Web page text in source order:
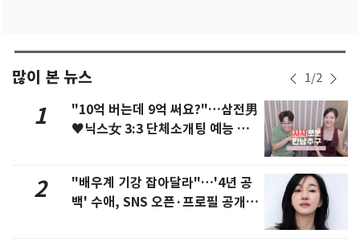
많이 본 뉴스 1/2
1
"10억 버는데 9억 써요?"…삼전男
♥닉스女 3:3 단체소개팅 예능 화
2
"배우계 기강 잡아달라"…'4년 공
백' 수애, SNS 오픈·프로필 공개